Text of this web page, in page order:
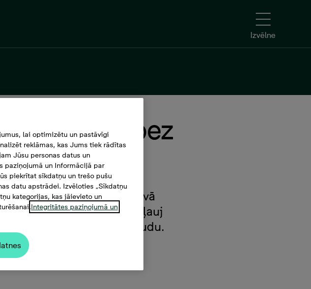
Izvēlne
un īrē bez
kompāniju BTA piedāvā
Šis pakalpojums ļauj
nemaksājot drošības naudu.
lai optimizētu un pastāvīgi
reklāmas, kas Jums tiek rādītas
Jūsu personas datus un
paziņojumā un Informācijā par
piekrītat sīkdatņu un trešo pušu
datu apstrādei. Izvēloties „Sīkdatņu
kategorijas, kas jāievieto un
Integritātes paziņojumā un